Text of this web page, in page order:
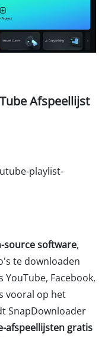
Afspeellijst
playlist-
source software,
te downloaden
Facebook,
vooral op het
SnapDownloader
afspeellijsten gratis